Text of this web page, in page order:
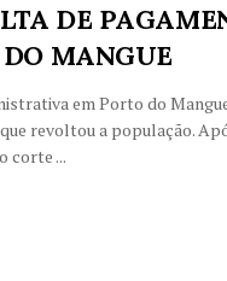
DE
MANGUE
em Porto do
revoltou a população.
corte ...